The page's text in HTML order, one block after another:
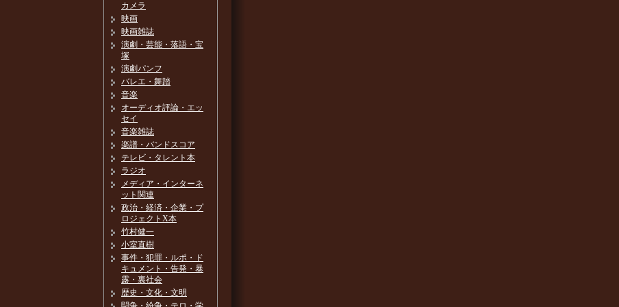
カメラ
映画
映画雑誌
演劇・芸能・落語・宝
塚
演劇パンフ
バレエ・舞踏
音楽
オーディオ評論・エッ
セイ
音楽雑誌
楽譜・バンドスコア
テレビ・タレント本
ラジオ
メディア・インターネ
ット関連
政治・経済・企業・プ
ロジェクトX本
竹村健一
小室直樹
事件・犯罪・ルポ・ド
キュメント・告発・暴
露・裏社会
歴史・文化・文明